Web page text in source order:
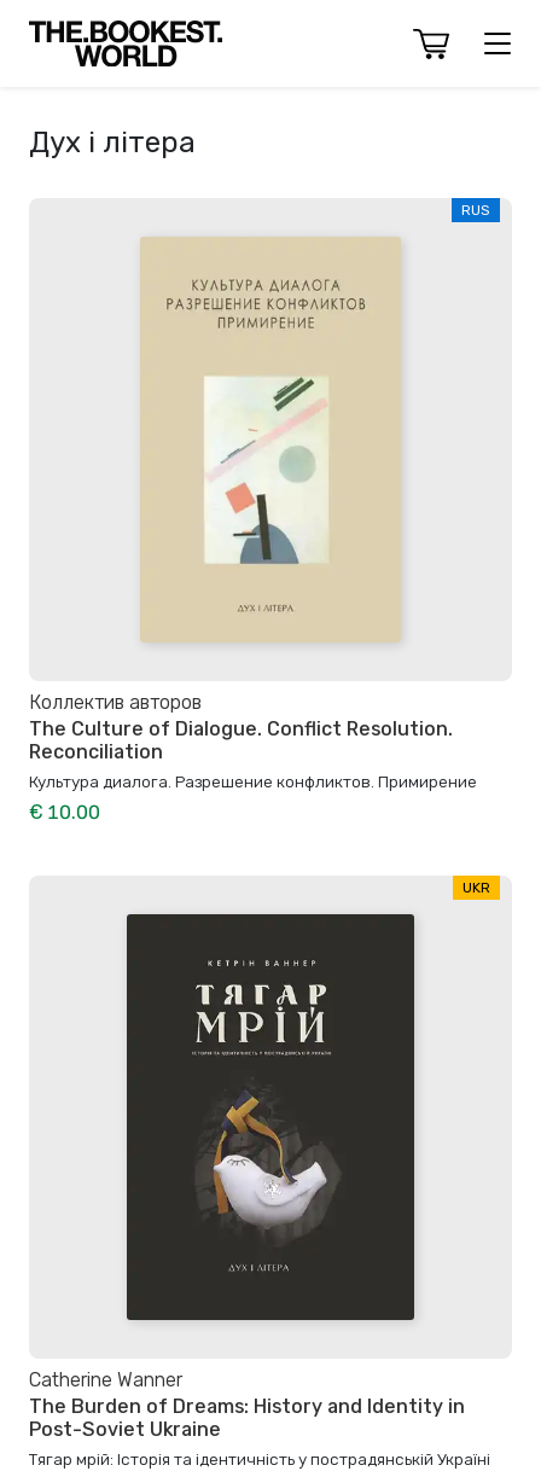
Дух і літера
RUS
Коллектив авторов
The Culture of Dialogue. Conflict Resolution.
Reconciliation
Культура диалога. Разрешение конфликтов. Примирение
€ 10.00
UKR
Catherine Wanner
The Burden of Dreams: History and Identity in
Post-Soviet Ukraine
Тягар мрій: Історія та ідентичність у пострадянській Україні